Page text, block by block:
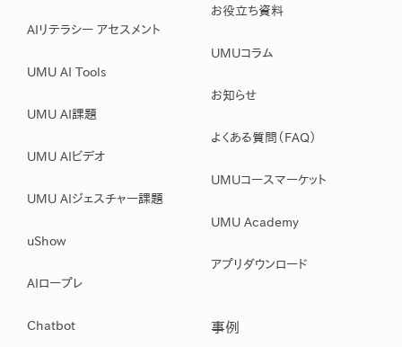
AIリテラシー アセスメント
UMU AI Tools
UMU AI課題
UMU AIビデオ
UMU AIジェスチャー課題
uShow
AIロープレ
Chatbot
お役立ち資料
UMUコラム
お知らせ
よくある質問（FAQ）
UMUコースマーケット
UMU Academy
アプリダウンロード
事例